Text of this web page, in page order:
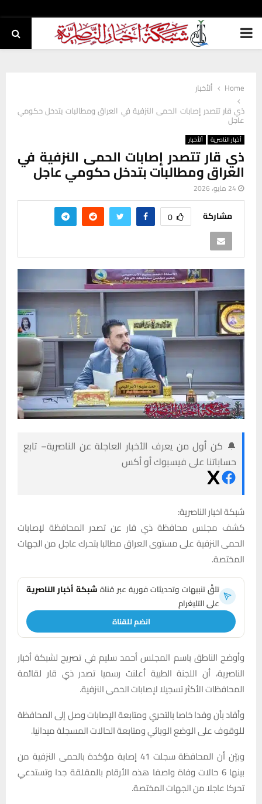
PRIMARY
Home
ألأخبار
ذي قار تتصدر إصابات الحمى النزفية في العراق ومطالبات بتدخل حكومي
عاجل
أخبار الناصرية ألأخبار
ذي قار تتصدر إصابات الحمى النزفية في
العراق ومطالبات بتدخل حكومي عاجل
24 مايو، 2026
مشاركة 0
🔔 كن أول من يعرف الأخبار العاجلة عن الناصرية– تابع
حساباتنا على فيسبوك أو أكس
شبكة اخبار الناصرية:
كشف مجلس محافظة ذي قار عن تصدر المحافظة لإصابات
الحمى النزفية على مستوى العراق مطالبا بتحرك عاجل من الجهات
المختصة.
تلقَّ تنبيهات وتحديثات فورية عبر قناةشبكة أخبار الناصرية
على التليغرام
انضم للقناة
وأوضح الناطق باسم المجلس أحمد سليم في تصريح لشبكة أخبار
الناصرية، أن اللجنة الطبية أعلنت رسميا تصدر ذي قار لقائمة
المحافظات الأكثر تسجيلا لإصابات الحمى النزفية.
وأفاد بأن وفدا خاصا بالتحري ومتابعة الإصابات وصل إلى المحافظة
للوقوف على الوضع الوبائي ومتابعة الحالات المسجلة ميدانيا.
وبيّن أن المحافظة سجلت 41 إصابة مؤكدة بالحمى النزفية من
بينها 6 حالات وفاة واصفا هذه الأرقام بالمقلقة جدا وتستدعي
تحركا عاجلا من الجهات المختصة.